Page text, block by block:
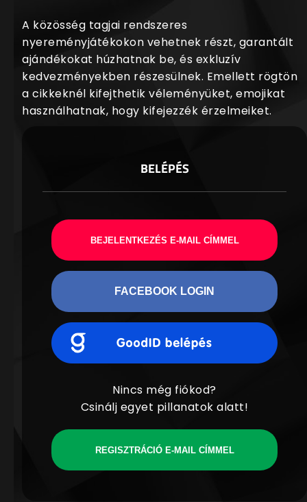
A közösség tagjai rendszeres
nyereményjátékokon vehetnek részt, garantált
ajándékokat húzhatnak be, és exkluzív
kedvezményekben részesülnek. Emellett rögtön
a cikkeknél kifejthetik véleményüket, emojikat
használhatnak, hogy kifejezzék érzelmeiket.
BELÉPÉS
BEJELENTKEZÉS E-MAIL CÍMMEL
FACEBOOK LOGIN
Nincs még fiókod?
Csinálj egyet pillanatok alatt!
REGISZTRÁCIÓ E-MAIL CÍMMEL